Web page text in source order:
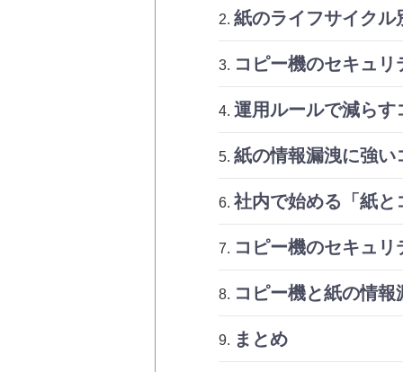
紙のライフサイクル
コピー機のセキュ
運用ルールで減らす
紙の情報漏洩に強い
社内で始める「紙と
コピー機のセキュ
コピー機と紙の情
まとめ